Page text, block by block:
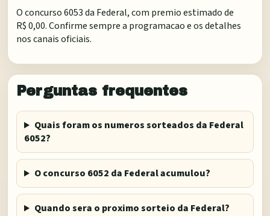
O concurso 6053 da Federal, com premio estimado de
R$ 0,00. Confirme sempre a programacao e os detalhes
nos canais oficiais.
Perguntas frequentes
Quais foram os numeros sorteados da Federal
6052?
O concurso 6052 da Federal acumulou?
Quando sera o proximo sorteio da Federal?